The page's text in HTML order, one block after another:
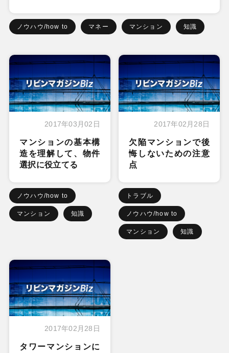
ノウハウ/how to マネー マンション 知識
2017年03月02日
マンションの基本構
造を理解して、物件
選択に役立てる
ノウハウ/how to
マンション 知識
2017年02月28日
欠陥マンションで後
悔しないための注意
点
トラブル
ノウハウ/how to
マンション 知識
2017年02月28日
タワーマンションに